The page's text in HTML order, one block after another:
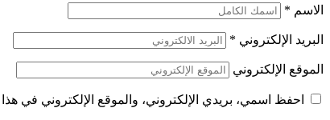
الاسم *
البريد الإلكتروني *
الموقع الإلكتروني
احفظ اسمي، بريدي الإلكتروني، والموقع الإلكتروني في